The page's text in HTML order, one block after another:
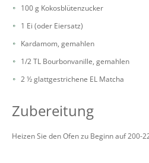
100 g Kokosblütenzucker
1 Ei (oder Eiersatz)
Kardamom, gemahlen
1/2 TL Bourbonvanille, gemahlen
2 ½ glattgestrichene EL Matcha
Zubereitung
Heizen Sie den Ofen zu Beginn auf 200-